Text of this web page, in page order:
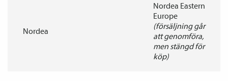
Nordea
Nordea Eastern
Europe
(försäljning går
att genomföra,
men stängd för
köp)